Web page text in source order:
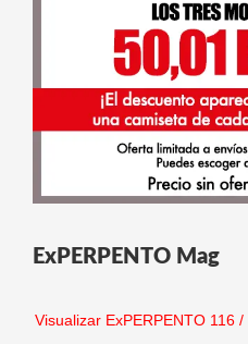
ExPERPENTO Mag
Visualizar ExPERPENTO 116/